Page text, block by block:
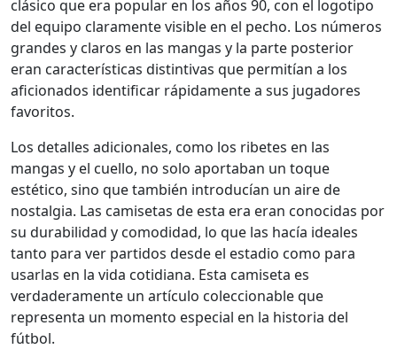
clásico que era popular en los años 90, con el logotipo
del equipo claramente visible en el pecho. Los números
grandes y claros en las mangas y la parte posterior
eran características distintivas que permitían a los
aficionados identificar rápidamente a sus jugadores
favoritos.
Los detalles adicionales, como los ribetes en las
mangas y el cuello, no solo aportaban un toque
estético, sino que también introducían un aire de
nostalgia. Las camisetas de esta era eran conocidas por
su durabilidad y comodidad, lo que las hacía ideales
tanto para ver partidos desde el estadio como para
usarlas en la vida cotidiana. Esta camiseta es
verdaderamente un artículo coleccionable que
representa un momento especial en la historia del
fútbol.